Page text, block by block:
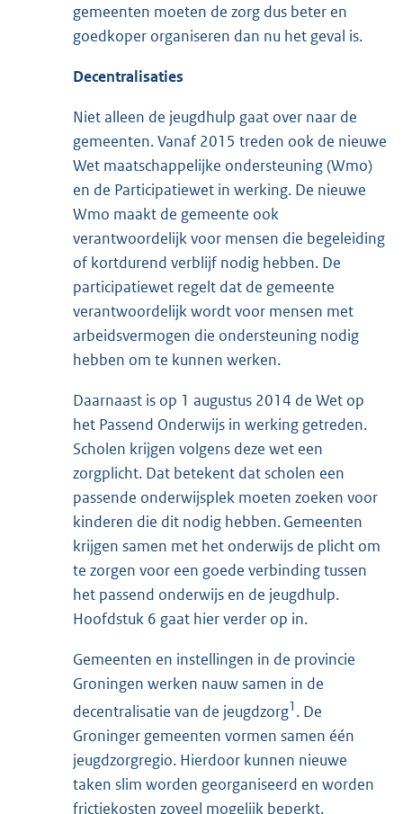
gemeenten moeten de zorg dus beter en
goedkoper organiseren dan nu het geval is.
Decentralisaties
Niet alleen de jeugdhulp gaat over naar de
gemeenten. Vanaf 2015 treden ook de nieuwe
Wet maatschappelijke ondersteuning (Wmo)
en de Participatiewet in werking. De nieuwe
Wmo maakt de gemeente ook
verantwoordelijk voor mensen die begeleiding
of kortdurend verblijf nodig hebben. De
participatiewet regelt dat de gemeente
verantwoordelijk wordt voor mensen met
arbeidsvermogen die ondersteuning nodig
hebben om te kunnen werken.
Daarnaast is op 1 augustus 2014 de Wet op
het Passend Onderwijs in werking getreden.
Scholen krijgen volgens deze wet een
zorgplicht. Dat betekent dat scholen een
passende onderwijsplek moeten zoeken voor
kinderen die dit nodig hebben. Gemeenten
krijgen samen met het onderwijs de plicht om
te zorgen voor een goede verbinding tussen
het passend onderwijs en de jeugdhulp.
Hoofdstuk 6 gaat hier verder op in.
Gemeenten en instellingen in de provincie
Groningen werken nauw samen in de
decentralisatie van de jeugdzorg1 . De
Groninger gemeenten vormen samen één
jeugdzorgregio. Hierdoor kunnen nieuwe
taken slim worden georganiseerd en worden
frictiekosten zoveel mogelijk beperkt.